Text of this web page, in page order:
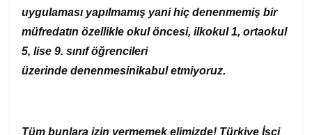
uygulaması yapılmamış yani hiç denenmemiş bir
müfredatın özellikle okul öncesi, ilkokul 1, ortaokul
5, lise 9. sınıföğrencileri
üzerinde denenmesinikabul etmiyoruz.
Tüm bunlara izin vermemek elimizde! Türkiye İşçi